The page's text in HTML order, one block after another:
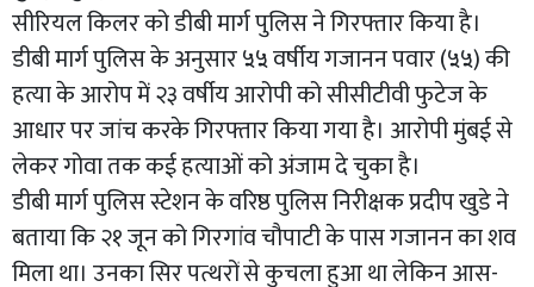
सीरियल किलर को डीबी मार्ग पुलिस ने गिरफ्तार किया है।
डीबी मार्ग पुलिस के अनुसार ५५ वर्षीय गजानन पवार (५५) की
हत्या के आरोप में २३ वर्षीय आरोपी को सीसीटीवी फुटेज के
आधार पर जांच करके गिरफ्तार किया गया है। आरोपी मुंबई से
लेकर गोवा तक कई हत्याओं को अंजाम दे चुका है।
डीबी मार्ग पुलिस स्टेशन के वरिष्ठ पुलिस निरीक्षक प्रदीप खुडे ने
बताया कि २१ जून को गिरगांव चौपाटी के पास गजानन का शव
मिला था। उनका सिर पत्थरों से कुचला हुआ था लेकिन आस-